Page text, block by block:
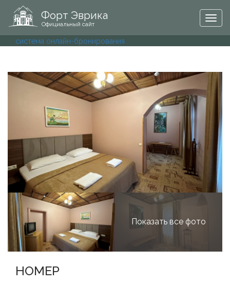
Форт Эврика
Официальный сайт
система онлайн-бронирования
Показать все фото
НОМЕР